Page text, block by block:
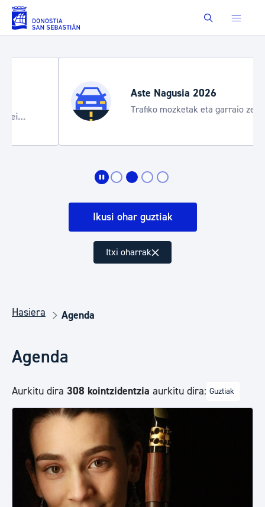
Eduki nagusira joan Buscar
Aste Nagusia 2026
Trafiko mozketak eta garraio zerbitzu
bereziak
Ikusi ohar guztiak
Itxi oharrak
Hasiera Agenda
Agenda
Aurkitu dira 308 kointzidentzia aurkitu dira: Guztiak